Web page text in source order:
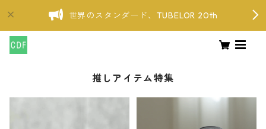
世界のスタンダード、TUBELOR 20th
推しアイテム特集